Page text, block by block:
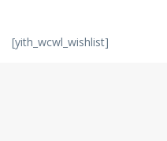
[yith_wcwl_wishlist]